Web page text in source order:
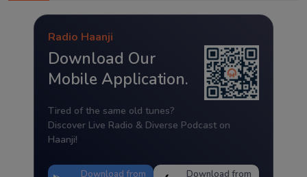
Radio Haanji
Download Our
Mobile Application.
Tired of the same old tunes?
Discover Live Radio & Diverse Podcast on
Haanji!
Download from Download from